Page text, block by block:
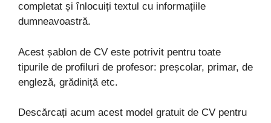
completat și înlocuiți textul cu informațiile
dumneavoastră.
Acest șablon de CV este potrivit pentru toate
tipurile de profiluri de profesor: preșcolar, primar, de
engleză, grădiniță etc.
Descărcați acum acest model gratuit de CV pentru